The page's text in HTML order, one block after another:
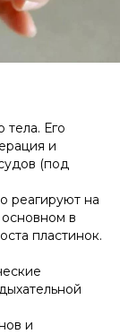
тела. Его
и
(под
реагируют на
в
пластинок.
и